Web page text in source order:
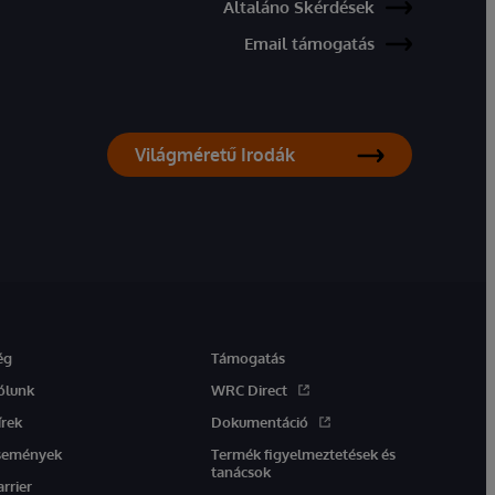
Általáno Skérdések
Email támogatás
Világméretű Irodák
Támogatás
WRC Direct
Dokumentáció
Termék figyelmeztetések és
tanácsok